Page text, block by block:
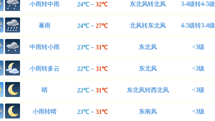
小雨转中雨 24℃~ 32℃ 东北风转北风 3-4级转4-5级
暴雨 24℃~ 27℃ 北风转东北风 4-5级转3-4级
中雨转小雨 23℃~ 31℃ 东北风 <3级
小雨转多云 22℃~ 31℃ 东北风 <3级
晴 22℃~ 31℃ 东北风转西北风 <3级
小雨转晴 23℃~ 31℃ 东南风 <3级